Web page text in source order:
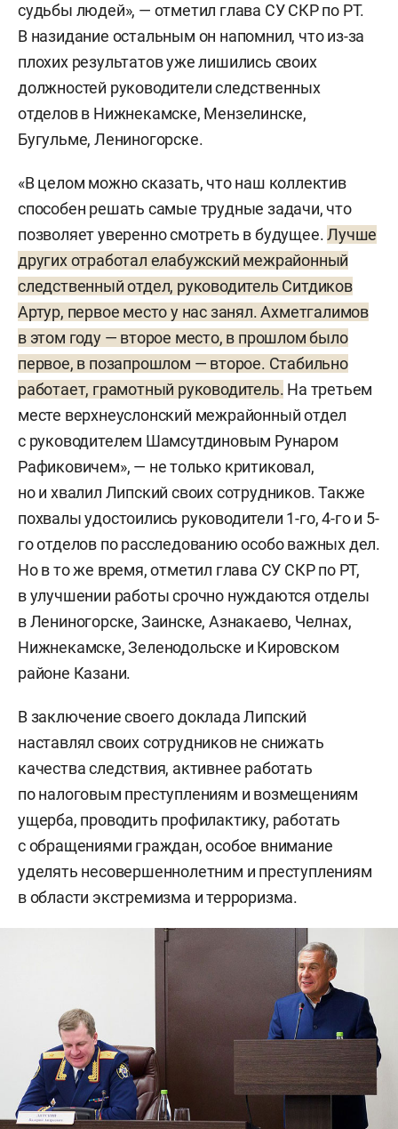
судьбы людей», — отметил глава СУ СКР по РТ.
В назидание остальным он напомнил, что из-за
плохих результатов уже лишились своих
должностей руководители следственных
отделов в Нижнекамске, Мензелинске,
Бугульме, Лениногорске.
«В целом можно сказать, что наш коллектив
способен решать самые трудные задачи, что
позволяет уверенно смотреть в будущее.Лучше
других отработал елабужский межрайонный
следственный отдел, руководитель Ситдиков
Артур, первое место у нас занял. Ахметгалимов
в этом году — второе место, в прошлом было
первое, в позапрошлом — второе. Стабильно
работает, грамотный руководитель. На третьем
месте верхнеуслонский межрайонный отдел
с руководителем Шамсутдиновым Рунаром
Рафиковичем», — не только критиковал,
но и хвалил Липский своих сотрудников. Также
похвалы удостоились руководители 1-го, 4-го и 5-
го отделов по расследованию особо важных дел.
Но в то же время, отметил глава СУ СКР по РТ,
в улучшении работы срочно нуждаются отделы
в Лениногорске, Заинске, Азнакаево, Челнах,
Нижнекамске, Зеленодольске и Кировском
районе Казани.
В заключение своего доклада Липский
наставлял своих сотрудников не снижать
качества следствия, активнее работать
по налоговым преступлениям и возмещениям
ущерба, проводить профилактику, работать
с обращениями граждан, особое внимание
уделять несовершеннолетним и преступлениям
в области экстремизма и терроризма.